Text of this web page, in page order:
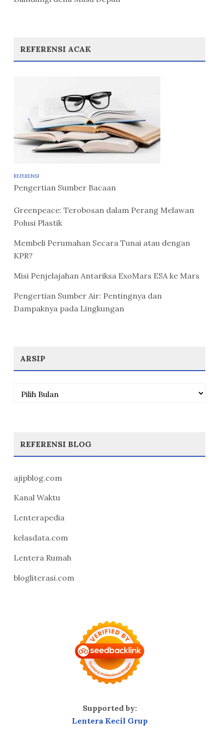
REFERENSI ACAK
REFERENSI
Pengertian Sumber Bacaan
Greenpeace: Terobosan dalam Perang Melawan
Polusi Plastik
Membeli Perumahan Secara Tunai atau dengan
KPR?
Misi Penjelajahan Antariksa ExoMars ESA ke Mars
Pengertian Sumber Air: Pentingnya dan
Dampaknya pada Lingkungan
ARSIP
Arsip
REFERENSI BLOG
ajipblog.com
Kanal Waktu
Lenterapedia
kelasdata.com
Lentera Rumah
blogliterasi.com
Supported by:
Lentera Kecil Grup